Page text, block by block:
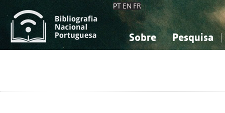
PT EN FR
Sobre Pesquisa